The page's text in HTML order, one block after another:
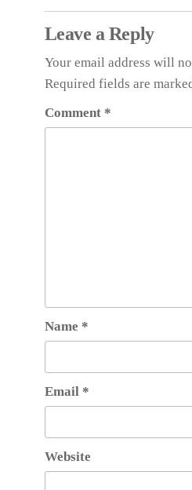
Leave a Reply
Your email address will
Required fields are
Comment *
Name *
Email *
Website